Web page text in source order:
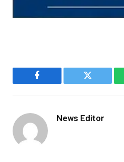
Facebook Twitter
News Editor